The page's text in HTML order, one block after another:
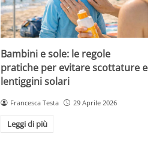
Bambini e sole: le regole
pratiche per evitare scottature e
lentiggini solari
Francesca Testa 29 Aprile 2026
Leggi di più